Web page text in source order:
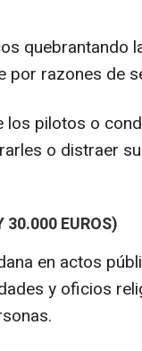
quebrantando
razones de
pilotos o
o distraer
30.000 EUROS)
en actos
y oficios